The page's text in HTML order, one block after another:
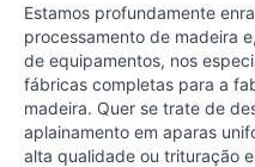
Estamos profundamente
processamento de madeira
de equipamentos, nos
fábricas completas para a
madeira. Quer se trate de
aplainamento em aparas
alta qualidade ou trituração